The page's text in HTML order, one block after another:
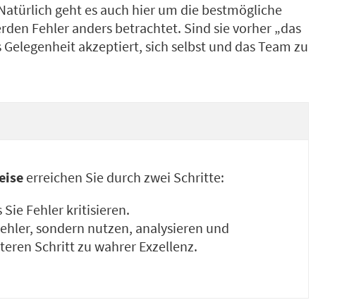
geht es auch hier um die bestmögliche
Fehler anders betrachtet. Sind sie vorher „das
akzeptiert, sich selbst und das Team zu
erreichen Sie durch zwei Schritte:
Sie Fehler kritisieren.
sondern nutzen, analysieren und
Schritt zu wahrer Exzellenz.